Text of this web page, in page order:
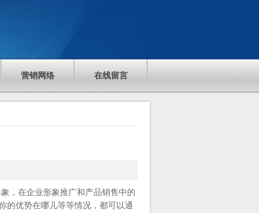
营销网络 在线留言
，在企业形象推广和产品销售中的
的优势在哪儿等等情况，都可以通